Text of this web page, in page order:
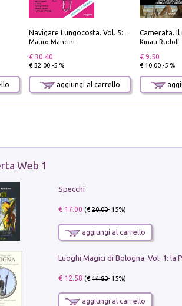
Mauro Mancini
€ 30.40
€ 32.00 -5 %
aggiungi al carrello
Kinau Rudolf
€ 9.50
€ 10.00 -5 %
Web 1
Specchi
€ 17.00 (€20.00- 15%)
aggiungi al carrello
€ 12.58 (€14.80- 15%)
aggiungi al carrello